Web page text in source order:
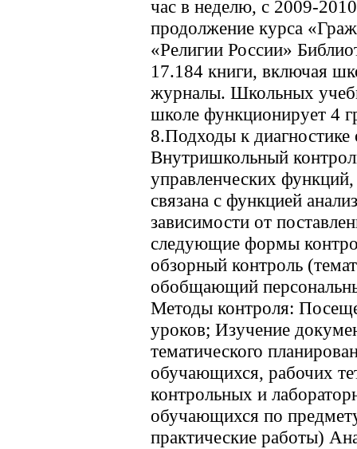
час в неделю, с 2009-
продолжение курса
«Религии России»
17.184 книги, включая
журналы. Школьных
школе функционирует 4
8.Подходы к диагностике
Внутришкольный
управленческих
связана с функцией
зависимости от
следующие формы
обзорный контроль
обобщающий
Методы контроля:
уроков; Изучение
тематического
обучающихся, рабочих
контрольных и
обучающихся по
практические работы)